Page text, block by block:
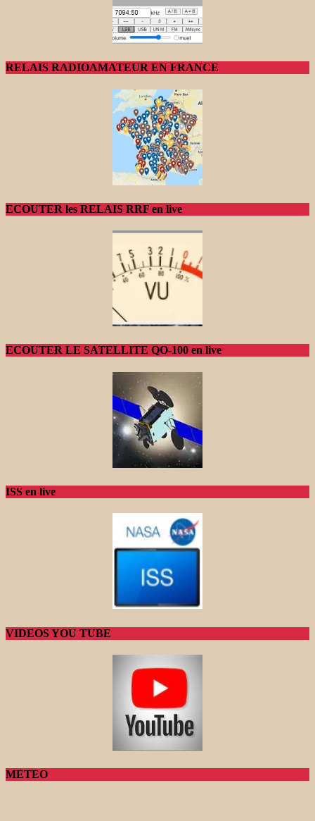
RELAIS RADIOAMATEUR EN FRANCE
ECOUTER les RELAIS RRF en live
ECOUTER LE SATELLITE QO-100 en live
ISS en live
VIDEOS YOU TUBE
METEO